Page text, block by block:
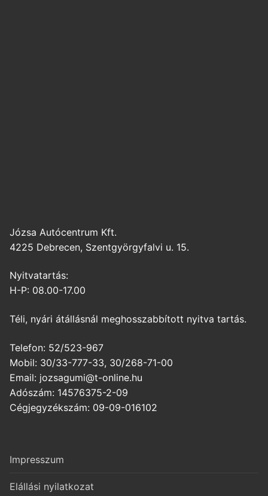
Józsa Autócentrum Kft.
4225 Debrecen, Szentgyörgyfalvi u. 15.
Nyitvatartás:
H-P: 08.00-17.00
Téli, nyári átállásnál meghosszabbított nyitva tartás.
Telefon: 52/523-967
Mobil: 30/33-777-33, 30/268-71-00
Email: jozsagumi@t-online.hu
Adószám: 14576375-2-09
Cégjegyzékszám: 09-09-016102
Impresszum
Elállási nyilatkozat